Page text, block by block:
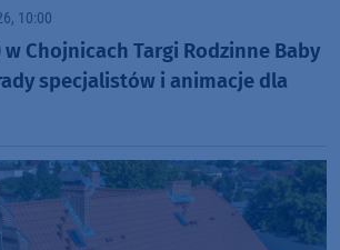
10:00
Chojnicach Targi Rodzinne Baby
specjalistów i animacje dla